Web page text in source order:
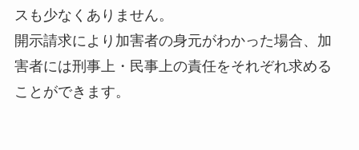
スも少なくありません。
開示請求により加害者の身元がわかった場合、加
害者には刑事上・民事上の責任をそれぞれ求める
ことができます。